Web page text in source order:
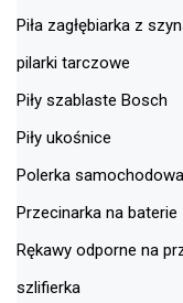
Piła zagłębiarka z
pilarki tarczowe
Piły szablaste Bosch
Piły ukośnice
Polerka samochodowa
Przecinarka na baterie
Rękawy odporne na
szlifierka